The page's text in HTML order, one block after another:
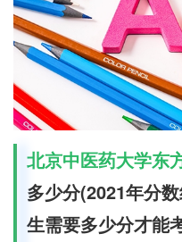
北京中医药大学东
多少分(2021年分
生需要多少分才能